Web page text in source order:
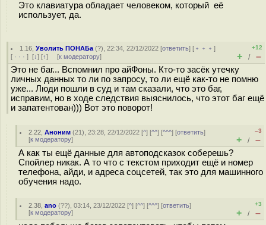
Это клавиатура обладает человеком, который её
использует, да.
1.16 ,Уволить ПОНАБа (?), 22:34, 22/12/2022 [ответить] [ ﹢﹢﹢]
[ · · · ] [↓] [↑] [к модератору]
+12
+ / –
Это не баг... Вспомнил про айФоны. Кто-то засёк утечку
личных данных то ли по запросу, то ли ещё как-то не помню
уже... Люди пошли в суд и там сказали, что это баг,
исправим, но в ходе следствия выяснилось, что этот баг ещё
и запатентован))) Вот это поворот!
2.22 ,Аноним (21), 23:28, 22/12/2022 [^] [^^] [^^^] [ответить]
[к модератору]
–3
+ / –
А как ты ещё данные для автоподсказок соберешь?
Спойлер никак. А то что с текстом приходит ещё и номер
телефона, айди, и адреса соцсетей, так это для машинного
обучения надо.
2.38 ,ano (??), 03:14, 23/12/2022 [^] [^^] [^^^] [ответить]
[к модератору]
+3
+ / –